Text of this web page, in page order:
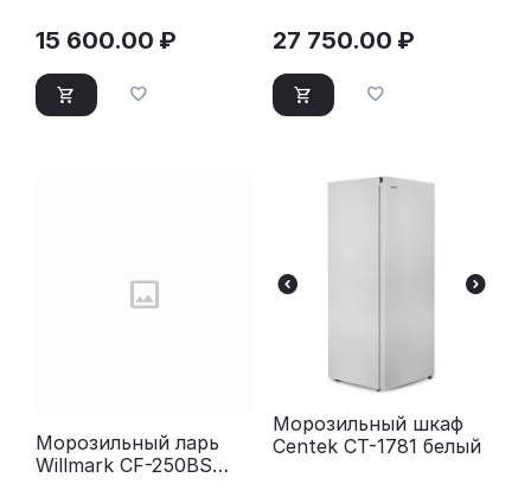
15 600.00 ₽ 27 750.00 ₽
Морозильный ларь
Willmark CF-250BS
Морозильный шкаф
Centek CT-1781 белый